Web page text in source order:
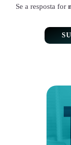
Se a resposta for